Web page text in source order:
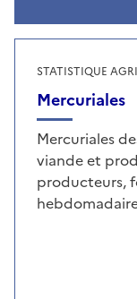
Mercuriales
STATISTIQUE
Mercuriales
viande et
producteurs,